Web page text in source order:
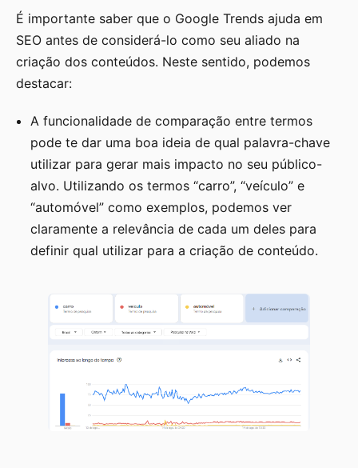
É importante saber que o Google Trends ajuda em
SEO antes de considerá-lo como seu aliado na
criação dos conteúdos. Neste sentido, podemos
destacar:
A funcionalidade de comparação entre termos
pode te dar uma boa ideia de qual palavra-chave
utilizar para gerar mais impacto no seu público-
alvo. Utilizando os termos “carro”, “veículo” e
“automóvel” como exemplos, podemos ver
claramente a relevância de cada um deles para
definir qual utilizar para a criação de conteúdo.